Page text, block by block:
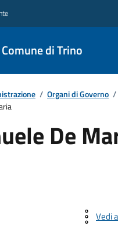
Comune di Trino
/ Organi di Governo /
De
Vedi